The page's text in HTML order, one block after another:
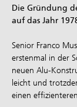
Die Gründung
auf das Jahr
Senior Franco
erstenmal in der
neuen Alu-
leicht und
einen